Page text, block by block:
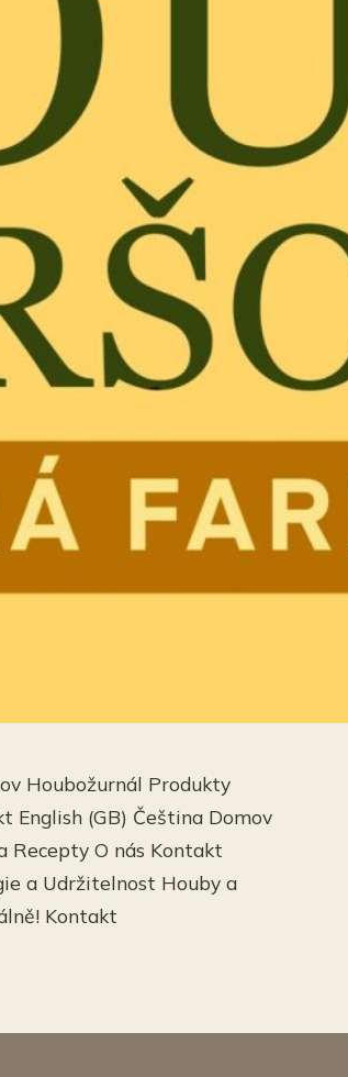
Houbožurnál Produkty
English (GB) Čeština Domov
Recepty O nás Kontakt
a Udržitelnost Houby a
Kontakt